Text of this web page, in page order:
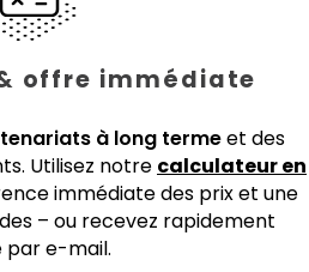
offre immédiate
à long termeet des
Utilisez notre calculateur en
immédiate des prix et une
– ou recevez rapidement
par e-mail.